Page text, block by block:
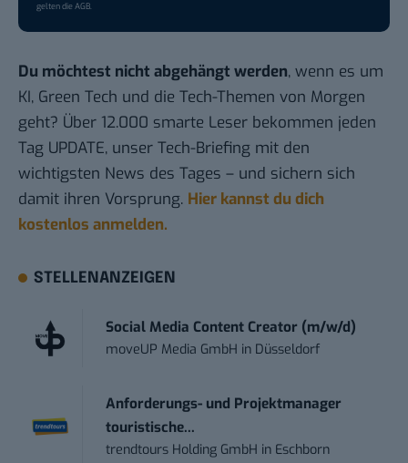
gelten dieAGB.
Du möchtest nicht abgehängt werden, wenn es um
KI, Green Tech und die Tech-Themen von Morgen
geht? Über 12.000 smarte Leser bekommen jeden
Tag UPDATE, unser Tech-Briefing mit den
wichtigsten News des Tages – und sichern sich
damit ihren Vorsprung. Hier kannst du dich
kostenlos anmelden.
STELLENANZEIGEN
Social Media Content Creator (m/w/d)
moveUP Media GmbH in Düsseldorf
Anforderungs- und Projektmanager
touristische...
trendtours Holding GmbH in Eschborn